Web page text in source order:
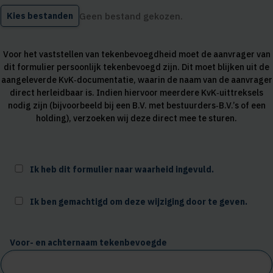
Kies bestanden Geen bestand gekozen.
Voor het vaststellen van tekenbevoegdheid moet de aanvrager van
dit formulier persoonlijk tekenbevoegd zijn. Dit moet blijken uit de
aangeleverde KvK‑documentatie, waarin de naam van de aanvrager
direct herleidbaar is. Indien hiervoor meerdere KvK‑uittreksels
nodig zijn (bijvoorbeeld bij een B.V. met bestuurders‑B.V.’s of een
holding), verzoeken wij deze direct mee te sturen.
Ik heb dit formulier naar waarheid ingevuld.
Ik ben gemachtigd om deze wijziging door te geven.
Voor- en achternaam tekenbevoegde